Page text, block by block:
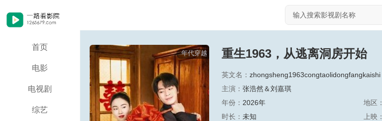
首页
电影
电视剧
综艺
年代穿越 重生1963，从逃离洞房开始
英文名： zhongsheng1963congtaolidongfangkaishi
主演： 张浩然＆刘嘉琪
年份： 2026年 地区：
时长： 未知 上映：